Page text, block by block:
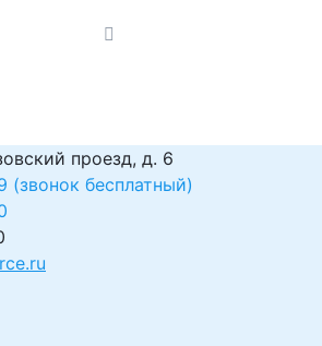
проезд, д. 6
бесплатный)